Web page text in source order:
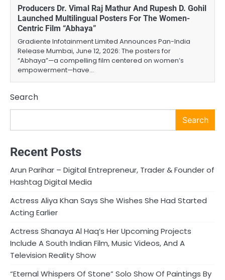
Producers Dr. Vimal Raj Mathur And Rupesh D. Gohil
Launched Multilingual Posters For The Women-
Centric Film “Abhaya”
Gradiente Infotainment Limited Announces Pan-India
Release Mumbai, June 12, 2026: The posters for
“Abhaya”—a compelling film centered on women’s
empowerment—have…
Search
Search
Recent Posts
Arun Parihar – Digital Entrepreneur, Trader & Founder of
Hashtag Digital Media
Actress Aliya Khan Says She Wishes She Had Started
Acting Earlier
Actress Shanaya Al Haq’s Her Upcoming Projects
Include A South Indian Film, Music Videos, And A
Television Reality Show
“Eternal Whispers Of Stone” Solo Show Of Paintings By